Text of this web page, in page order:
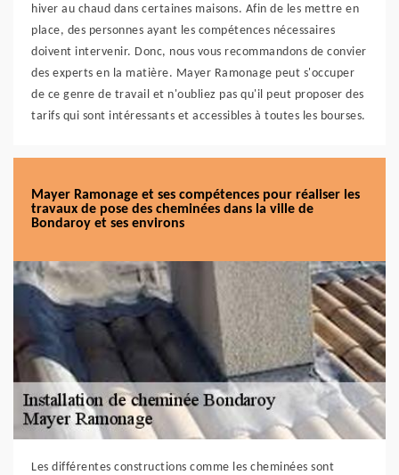
hiver au chaud dans certaines maisons. Afin de les mettre en
place, des personnes ayant les compétences nécessaires
doivent intervenir. Donc, nous vous recommandons de convier
des experts en la matière. Mayer Ramonage peut s'occuper
de ce genre de travail et n'oubliez pas qu'il peut proposer des
tarifs qui sont intéressants et accessibles à toutes les bourses.
Mayer Ramonage et ses compétences pour réaliser les
travaux de pose des cheminées dans la ville de
Bondaroy et ses environs
Les différentes constructions comme les cheminées sont